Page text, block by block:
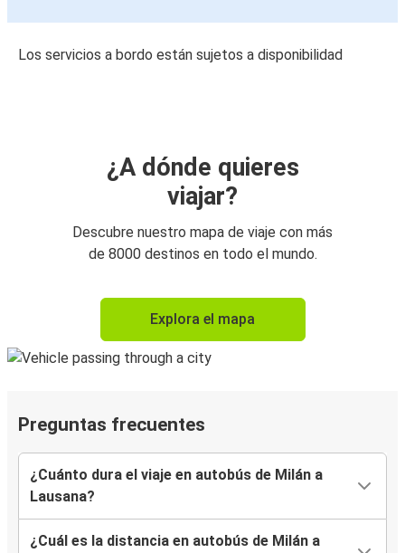
Los servicios a bordo están sujetos a disponibilidad
¿A dónde quieres
viajar?
Descubre nuestro mapa de viaje con más
de 8000 destinos en todo el mundo.
Explora el mapa
Preguntas frecuentes
¿Cuánto dura el viaje en autobús de Milán a
Lausana?
¿Cuál es la distancia en autobús de Milán a